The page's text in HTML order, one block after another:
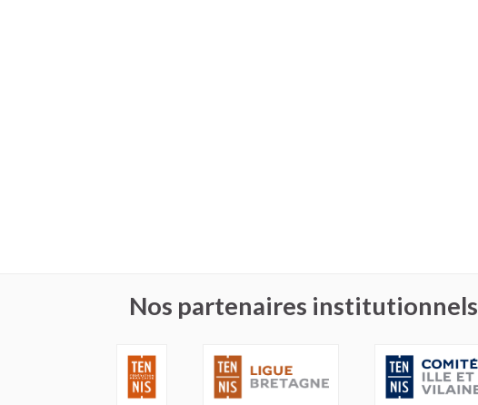
Nos partenaires institutionnels